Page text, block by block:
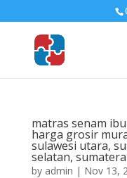
matras senam
harga grosir
sulawesi utara,
selatan,
by admin | Nov 13,